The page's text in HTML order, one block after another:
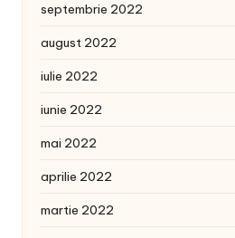
septembrie 2022
august 2022
iulie 2022
iunie 2022
mai 2022
aprilie 2022
martie 2022